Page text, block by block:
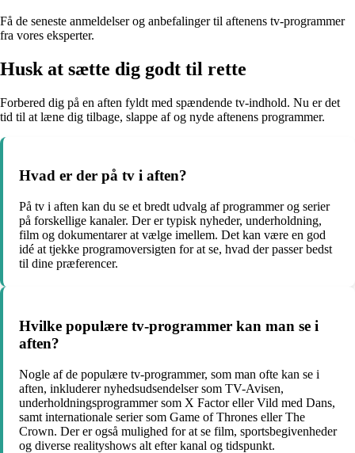
Få de seneste anmeldelser og anbefalinger til aftenens tv-programmer
fra vores eksperter.
Husk at sætte dig godt til rette
Forbered dig på en aften fyldt med spændende tv-indhold. Nu er det
tid til at læne dig tilbage, slappe af og nyde aftenens programmer.
Hvad er der på tv i aften?
På tv i aften kan du se et bredt udvalg af programmer og serier
på forskellige kanaler. Der er typisk nyheder, underholdning,
film og dokumentarer at vælge imellem. Det kan være en god
idé at tjekke programoversigten for at se, hvad der passer bedst
til dine præferencer.
Hvilke populære tv-programmer kan man se i
aften?
Nogle af de populære tv-programmer, som man ofte kan se i
aften, inkluderer nyhedsudsendelser som TV-Avisen,
underholdningsprogrammer som X Factor eller Vild med Dans,
samt internationale serier som Game of Thrones eller The
Crown. Der er også mulighed for at se film, sportsbegivenheder
og diverse realityshows alt efter kanal og tidspunkt.